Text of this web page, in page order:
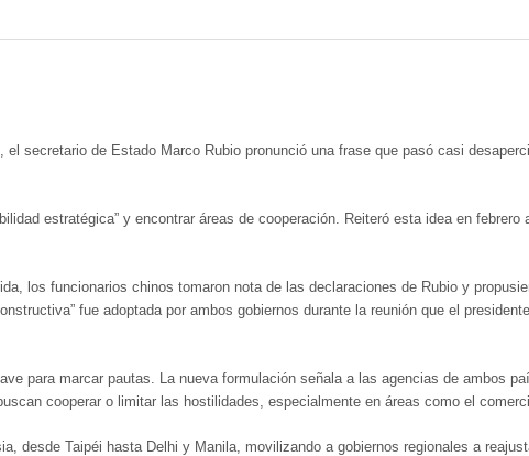
secretario de Estado Marco Rubio pronunció una frase que pasó casi
estratégica” y encontrar áreas de cooperación. Reiteró esta idea en
los funcionarios chinos tomaron nota de las declaraciones de Rubio y
fue adoptada por ambos gobiernos durante la reunión que el
para marcar pautas. La nueva formulación señala a las agencias de ambos
cooperar o limitar las hostilidades, especialmente en áreas como el
desde Taipéi hasta Delhi y Manila, movilizando a gobiernos regionales a